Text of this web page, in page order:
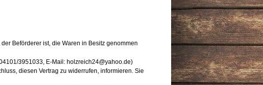
Beförderer ist, die Waren in Besitz genommen
3951033, E-Mail: holzreich24@yahoo.de)
diesen Vertrag zu widerrufen, informieren. Sie